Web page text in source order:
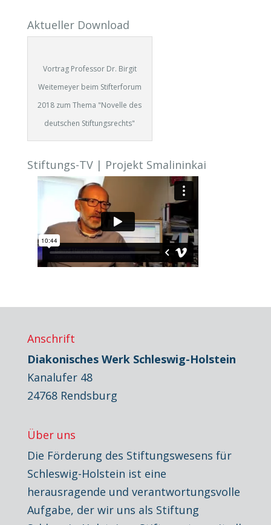
Aktueller Download
Vortrag Professor Dr. Birgit
Weitemeyer beim Stifterforum
2018 zum Thema "Novelle des
deutschen Stiftungsrechts"
Stiftungs-TV | Projekt Smalininkai
Anschrift
Diakonisches Werk Schleswig-Holstein
Kanalufer 48
24768 Rendsburg
Über uns
Die Förderung des Stiftungswesens für
Schleswig-Holstein ist eine
herausragende und verantwortungsvolle
Aufgabe, der wir uns als Stiftung